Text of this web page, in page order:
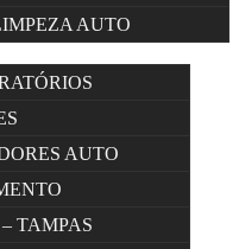
AUTO
AUTO
TAMPAS